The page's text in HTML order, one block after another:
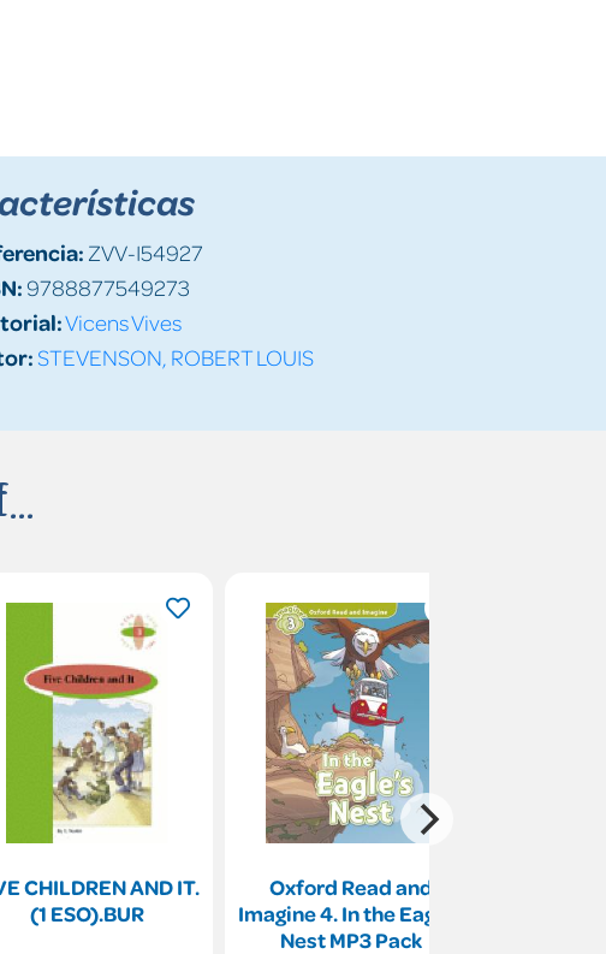
ZVV-I54927
9788877549273
Vicens Vives
STEVENSON, ROBERT LOUIS
CHILDREN AND IT.
(1 ESO).BUR
Oxford Read and
Imagine 4. In the Eagles
Nest MP3 Pack